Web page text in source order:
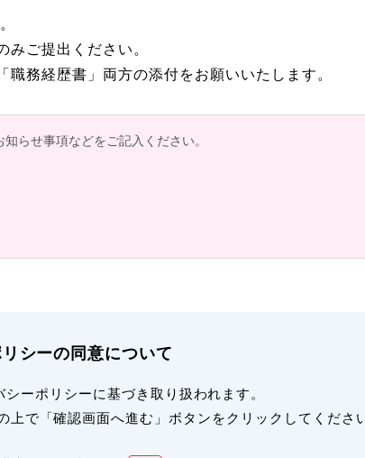
ご提出ください。
務経歴書」両方の添付をお願いいたします。
シーの同意について
ーポリシーに基づき取り扱われます。
上で「確認画面へ進む」ボタンをクリックしてくださ